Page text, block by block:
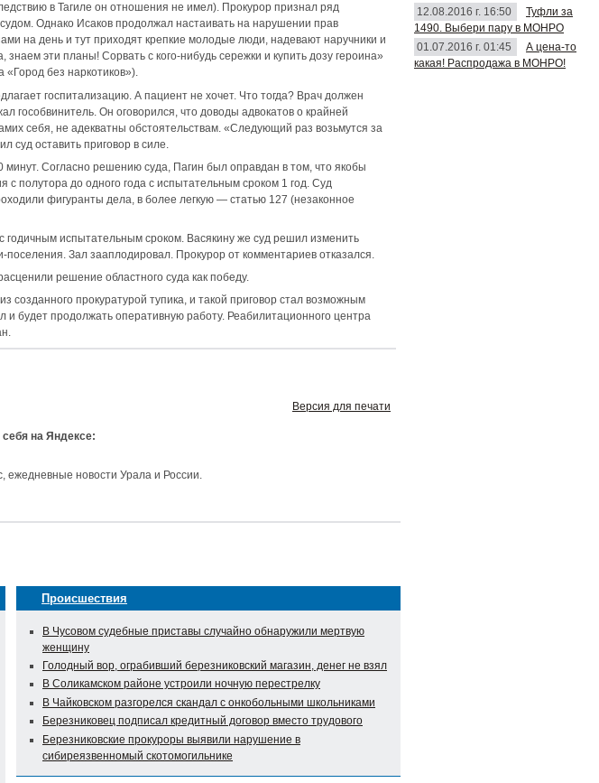
в Тагиле он отношения не имел). Прокурор признал ряд
Однако Исаков продолжал настаивать на нарушении прав
на день и тут приходят крепкие молодые люди, надевают наручники и
эти планы! Сорвать с кого-нибудь сережки и купить дозу героина»
«Город без наркотиков»).
госпитализацию. А пациент не хочет. Что тогда? Врач должен
гособвинитель. Он оговорился, что доводы адвокатов о крайней
себя, не адекватны обстоятельствам. «Следующий раз возьмутся за
оставить приговор в силе.
Согласно решению суда, Пагин был оправдан в том, что якобы
с полутора до одного года с испытательным сроком 1 год. Суд
фигуранты дела, в более легкую — статью 127 (незаконное
годичным испытательным сроком. Васякину же суд решил изменить
поселения. Зал зааплодировал. Прокурор от комментариев отказался.
решение областного суда как победу.
прокуратурой тупика, и такой приговор стал возможным
и будет продолжать оперативную работу. Реабилитационного центра
Версия для печати
на Яндексе:
ежедневные новости Урала и России.
Происшествия
В Чусовом судебные приставы случайно обнаружили мертвую
женщину
Голодный вор, ограбивший березниковский магазин, денег не взял
В Соликамском районе устроили ночную перестрелку
В Чайковском разгорелся скандал с онкобольными школьниками
Березниковец подписал кредитный договор вместо трудового
Березниковские прокуроры выявили нарушение в
сибиреязвенномый скотомогильнике
12.08.2016 г. 16:50
Туфли за
1490. Выбери пару в МОНРО
01.07.2016 г. 01:45
А цена-то
какая! Распродажа в МОНРО!